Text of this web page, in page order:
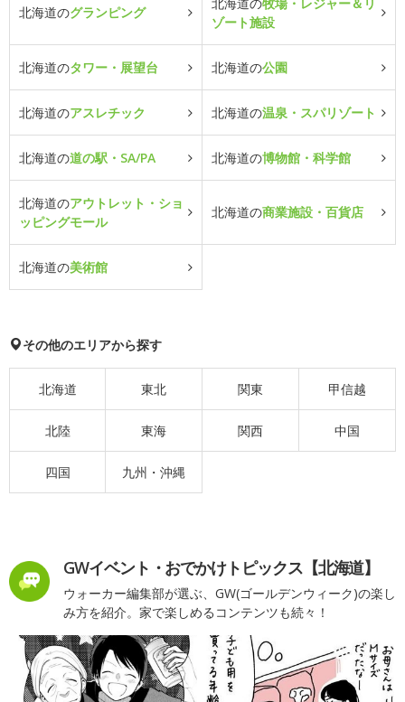
北海道のグランピング
北海道の牧場・レジャー＆リ
ゾート施設
北海道のタワー・展望台 北海道の公園
北海道のアスレチック 北海道の温泉・スパリゾート
北海道の道の駅・SA/PA 北海道の博物館・科学館
北海道のアウトレット・ショ
ッピングモール
北海道の商業施設・百貨店
北海道の美術館
その他のエリアから探す
北海道 東北 関東 甲信越
北陸 東海 関西 中国
四国 九州・沖縄
GWイベント・おでかけトピックス【北海道】
ウォーカー編集部が選ぶ、GW(ゴールデンウィーク)の楽し
み方を紹介。家で楽しめるコンテンツも続々！